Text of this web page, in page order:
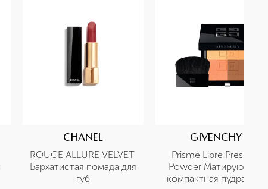
CHANEL
ROUGE ALLURE VELVET
Бархатистая помада для
губ
GIVENCHY
Prisme Libre Pressed
Powder Матирующая
компактная пудра для